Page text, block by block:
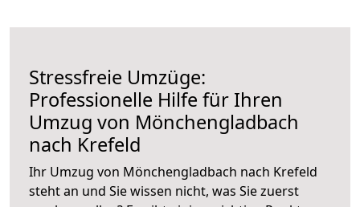
Stressfreie Umzüge:
Professionelle Hilfe für Ihren
Umzug von Mönchengladbach
nach Krefeld
Ihr Umzug von Mönchengladbach nach Krefeld
steht an und Sie wissen nicht, was Sie zuerst